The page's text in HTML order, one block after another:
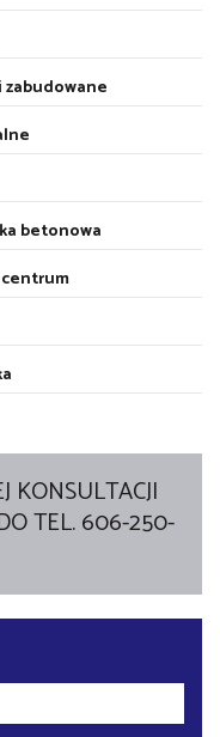
zabudowane
betonowa
KONSULTACJI
TEL. 606-250-